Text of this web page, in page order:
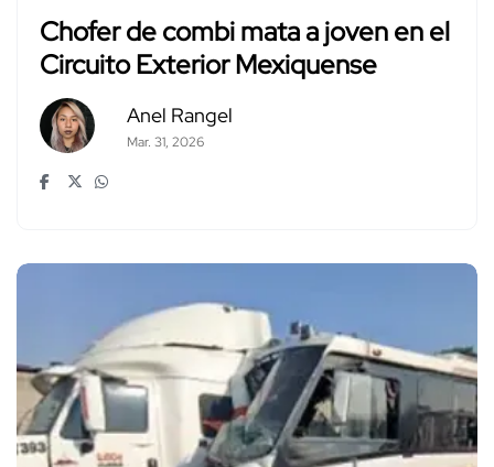
Chofer de combi mata a joven en el
Circuito Exterior Mexiquense
Anel Rangel
Mar. 31, 2026